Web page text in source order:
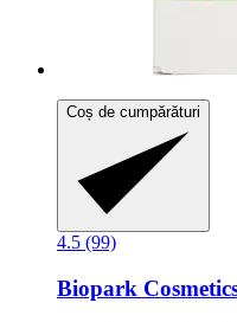
Coș de cumpărături
4.5 (99)
Biopark